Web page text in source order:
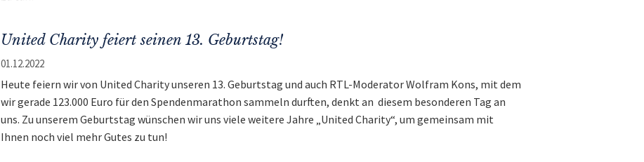
United Charity feiert seinen 13. Geburtstag!
01.12.2022
Heute feiern wir von United Charity unseren 13. Geburtstag und auch RTL-Moderator Wolfram Kons, mit dem
wir gerade 123.000 Euro für den Spendenmarathon sammeln durften, denkt an diesem besonderen Tag an
uns. Zu unserem Geburtstag wünschen wir uns viele weitere Jahre „United Charity“, um gemeinsam mit
Ihnen noch viel mehr Gutes zu tun!